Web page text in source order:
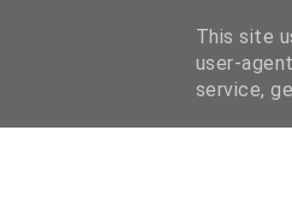
I WANT YOUR
This site
user-
service,